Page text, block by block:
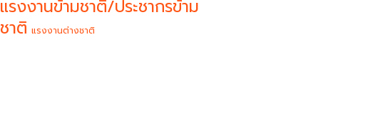
แรงงานข้ามชาติ/ประชากรข้าม
ชาติ แรงงานต่างชาติ